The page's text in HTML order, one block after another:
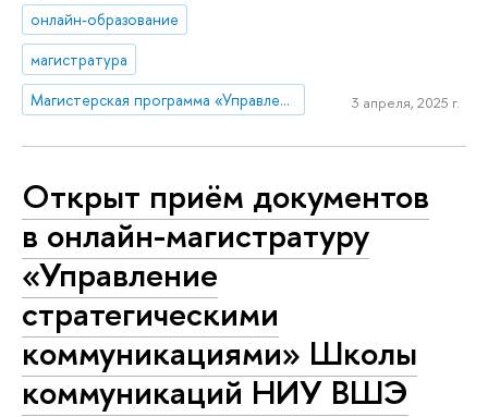
онлайн-образование
магистратура
Магистерская программа «Управление стратегическими коммуникациями»
3 апреля, 2025 г.
Открыт приём документов
в онлайн-магистратуру
«Управление
стратегическими
коммуникациями» Школы
коммуникаций НИУ ВШЭ